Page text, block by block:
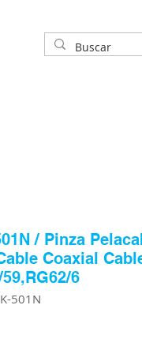
/ Pinza
Coaxial
6
501N